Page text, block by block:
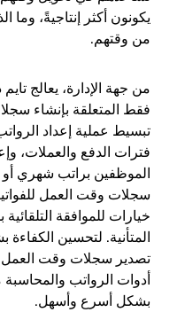
يكونون أكثر إنتاجيةً،
من وقتهم.
من جهة الإدارة، يعالج
فقط المتعلقة بإنشاء
تبسيط عملية إعداد
فترات الدفع والعملات،
الموظفين براتب شهري
سجلات وقت العمل
خيارات للموافقة
المتأنية. لتحسين
أدوات الرواتب والمحاسبة
بشكل أسرع وأسهل.